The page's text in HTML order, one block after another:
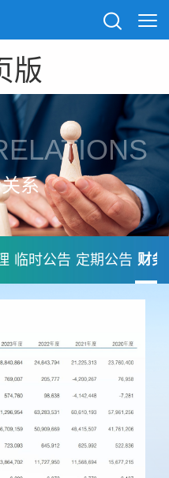
版
系
临时公告 定期公告 财务